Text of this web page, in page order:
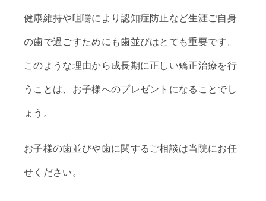
健康維持や咀嚼により認知症防止など生涯ご自身
の歯で過ごすためにも歯並びはとても重要です。
このような理由から成長期に正しい矯正治療を行
うことは、お子様へのプレゼントになることでし
ょう。
お子様の歯並びや歯に関するご相談は当院にお任
せください。